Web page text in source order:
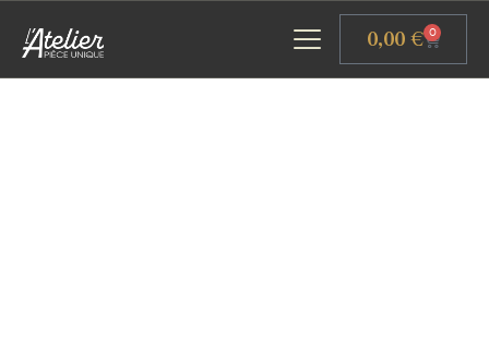
0,00€ 0